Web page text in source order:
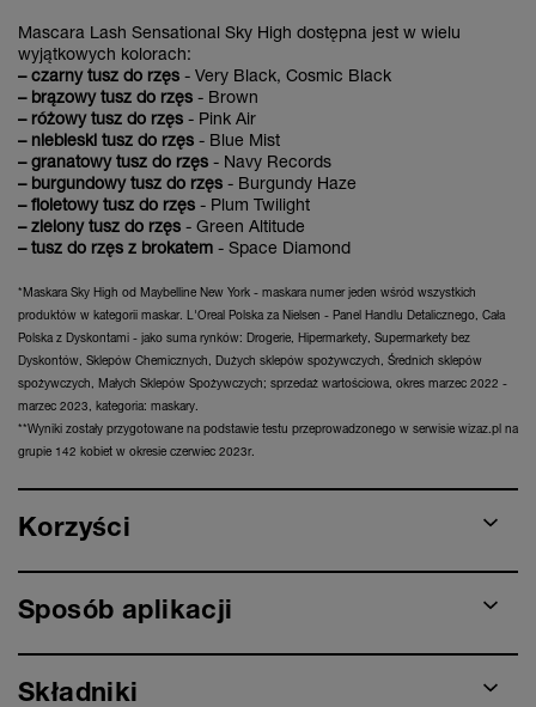
Mascara Lash Sensational Sky High dostępna jest w wielu
wyjątkowych kolorach:
– czarny tusz do rzęs - Very Black, Cosmic Black
– brązowy tusz do rzęs - Brown
– różowy tusz do rzęs - Pink Air
– niebieski tusz do rzęs - Blue Mist
– granatowy tusz do rzęs - Navy Records
– burgundowy tusz do rzęs - Burgundy Haze
– fioletowy tusz do rzęs - Plum Twilight
– zielony tusz do rzęs - Green Altitude
– tusz do rzęs z brokatem - Space Diamond
*Maskara Sky High od Maybelline New York - maskara numer jeden wśród wszystkich
produktów w kategorii maskar. L'Oreal Polska za Nielsen - Panel Handlu Detalicznego, Cała
Polska z Dyskontami - jako suma rynków: Drogerie, Hipermarkety, Supermarkety bez
Dyskontów, Sklepów Chemicznych, Dużych sklepów spożywczych, Średnich sklepów
spożywczych, Małych Sklepów Spożywczych; sprzedaż wartościowa, okres marzec 2022 -
marzec 2023, kategoria: maskary.
**Wyniki zostały przygotowane na podstawie testu przeprowadzonego w serwisie wizaz.pl na
grupie 142 kobiet w okresie czerwiec 2023r.
Korzyści
Sposób aplikacji
Składniki